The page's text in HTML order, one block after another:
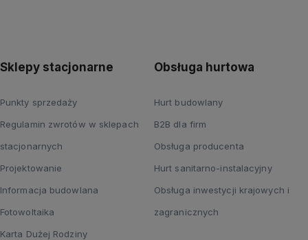
Sklepy stacjonarne
Punkty sprzedaży
Regulamin zwrotów w sklepach
stacjonarnych
Projektowanie
Informacja budowlana
Fotowoltaika
Karta Dużej Rodziny
Obsługa hurtowa
Hurt budowlany
B2B dla firm
Obsługa producenta
Hurt sanitarno-instalacyjny
Obsługa inwestycji krajowych i
zagranicznych